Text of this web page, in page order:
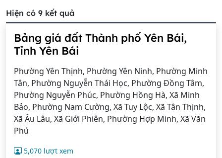
Hiện có 9 kết quả
Bảng giá đất Thành phố Yên Bái,
Tỉnh Yên Bái
Phường Yên Thịnh, Phường Yên Ninh, Phường Minh
Tân, Phường Nguyễn Thái Học, Phường Đồng Tâm,
Phường Nguyễn Phúc, Phường Hồng Hà, Xã Minh
Bảo, Phường Nam Cường, Xã Tuy Lộc, Xã Tân Thịnh,
Xã Âu Lâu, Xã Giới Phiên, Phường Hợp Minh, Xã Văn
Phú
5,070 lượt xem